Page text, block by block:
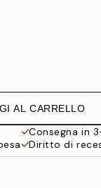
AL CARRELLO
Consegna in
Diritto di